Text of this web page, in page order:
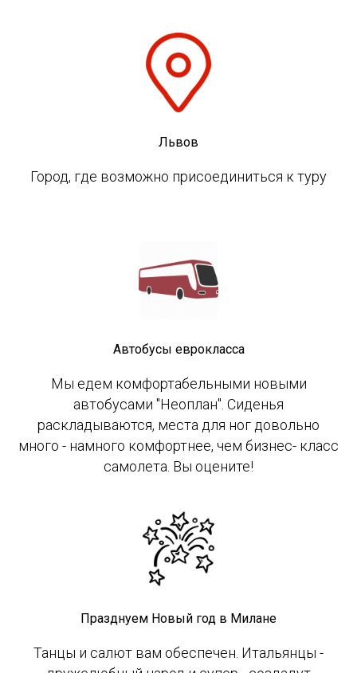
Львов
Город, где возможно присоединиться к туру
Автобусы еврокласса
Мы едем комфортабельными новыми
автобусами "Неоплан". Сиденья
раскладываются, места для ног довольно
много - намного комфортнее, чем бизнес- класс
самолета. Вы оцените!
Празднуем Новый год в Милане
Танцы и салют вам обеспечен. Итальянцы -